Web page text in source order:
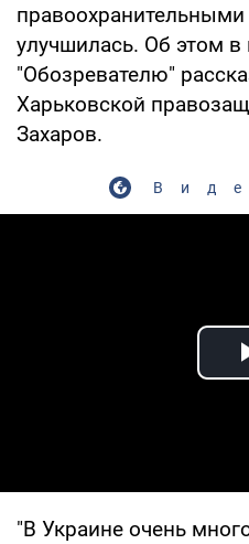
улучшилась. Об этом
"Обозревателю"
Харьковской
Захаров.
"В Украине очень